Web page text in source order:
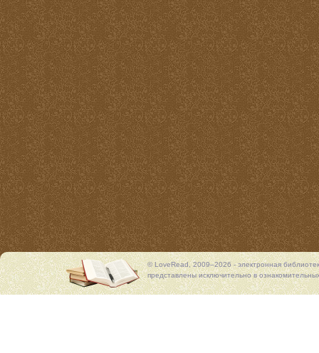
© LoveRead, 2009–2026 - электронная
представлены исключительно в